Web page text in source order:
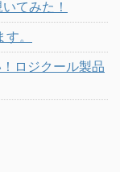
てみた！
。
ロジクール製品